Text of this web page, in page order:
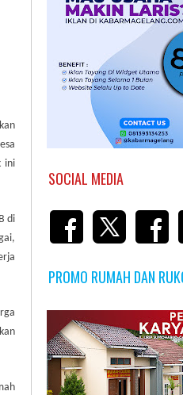
ini
di
SOCIAL MEDIA
PROMO RUMAH DAN